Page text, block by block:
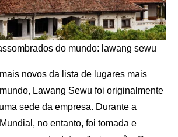
do mundo: lawang sewu
novos da lista de lugares mais
Lawang Sewu foi originalmente
sede da empresa. Durante a
no entanto, foi tomada e